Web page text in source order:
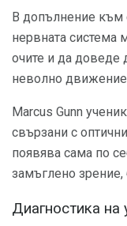
В допълнение към
нервната
очите и да
неволно движение
Marcus Gunn
свързани с
появява сама по
замъглено зрение,
Диагностика